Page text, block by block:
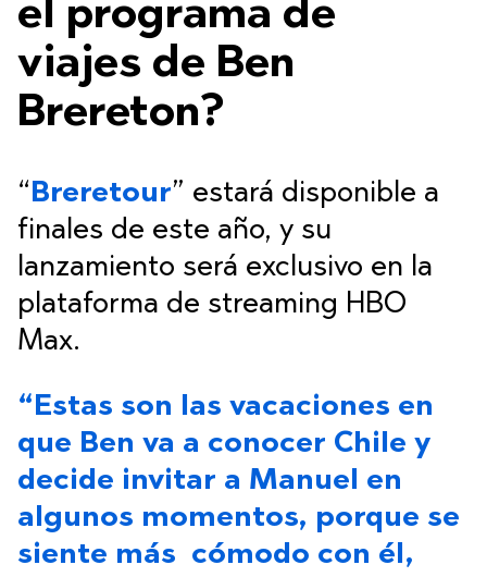
el programa de
viajes de Ben
Brereton?
“Breretour” estará disponible a
finales de este año, y su
lanzamiento será exclusivo en la
plataforma de streaming HBO
Max.
“Estas son las vacaciones en
que Ben va a conocer Chile y
decide invitar a Manuel en
algunos momentos, porque se
siente más cómodo con él,